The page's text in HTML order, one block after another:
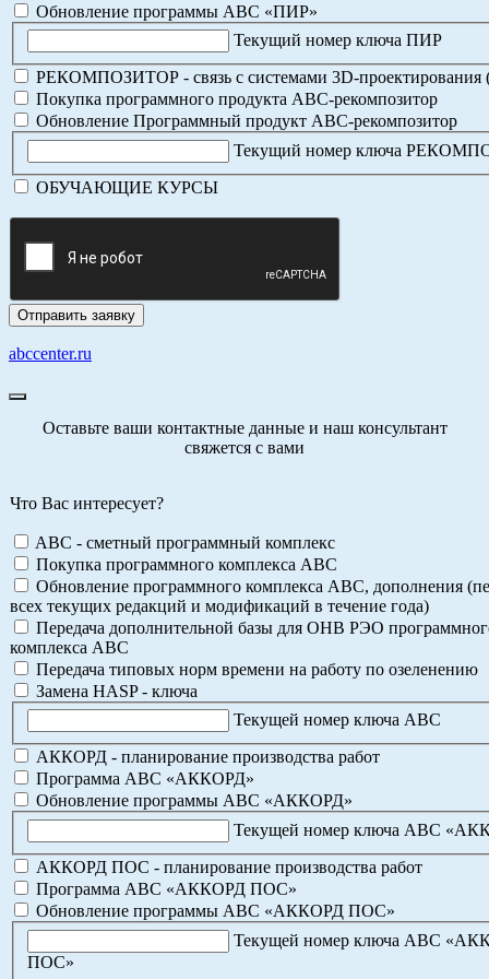
Обновление программы АВС «ПИР»
Текущий номер ключа ПИР
РЕКОМПОЗИТОР - связь с системами 3D-проектирования
Покупка программного продукта АВС-рекомпозитор
Обновление Программный продукт АВС-рекомпозитор
Текущий номер ключа
ОБУЧАЮЩИЕ КУРСЫ
abccenter.ru
Оставьте ваши контактные данные и наш консультант
свяжется с вами
Что Вас интересует?
ABC - сметный программный комплекс
Покупка программного комплекса АВС
Обновление программного комплекса АВС, дополнения
всех текущих редакций и модификаций в течение года)
Передача дополнительной базы для ОНВ РЭО
комплекса АВС
Передача типовых норм времени на работу по озеленению
Замена HASP - ключа
Текущей номер ключа АВС
АККОРД - планирование производства работ
Программа АВС «АККОРД»
Обновление программы АВС «АККОРД»
Текущей номер ключа АВС
АККОРД ПОС - планирование производства работ
Программа АВС «АККОРД ПОС»
Обновление программы АВС «АККОРД ПОС»
Текущей номер ключа АВС
ПОС»